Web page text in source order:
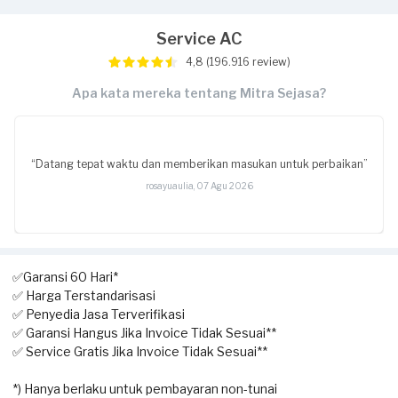
Service AC
4,8 (196.916 review)
Apa kata mereka tentang Mitra Sejasa?
“Datang tepat waktu dan memberikan masukan untuk perbaikan”
rosayuaulia, 07 Agu 2026
✅Garansi 60 Hari*
✅ Harga Terstandarisasi
✅ Penyedia Jasa Terverifikasi
✅ Garansi Hangus Jika Invoice Tidak Sesuai**
✅ Service Gratis Jika Invoice Tidak Sesuai**
*) Hanya berlaku untuk pembayaran non-tunai